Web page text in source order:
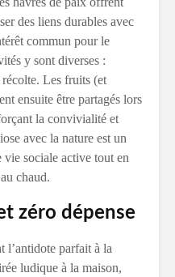
des liens durables avec
commun pour le
y sont diverses :
Les fruits (et
ensuite être partagés lors
la convivialité et
avec la nature est un
sociale active tout en
chaud.
zéro dépense
l’antidote parfait à la
ludique à la maison,